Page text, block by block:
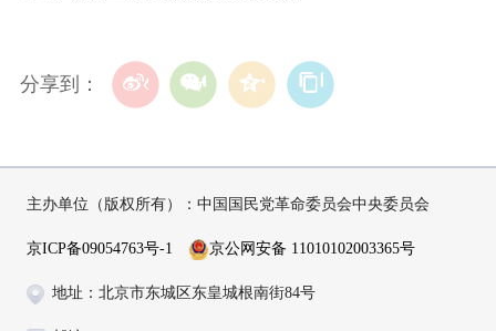
分享到：
主办单位（版权所有）：中国国民党革命委员会中央委员会
京ICP备09054763号-1 京公网安备 11010102003365号
地址：北京市东城区东皇城根南街84号